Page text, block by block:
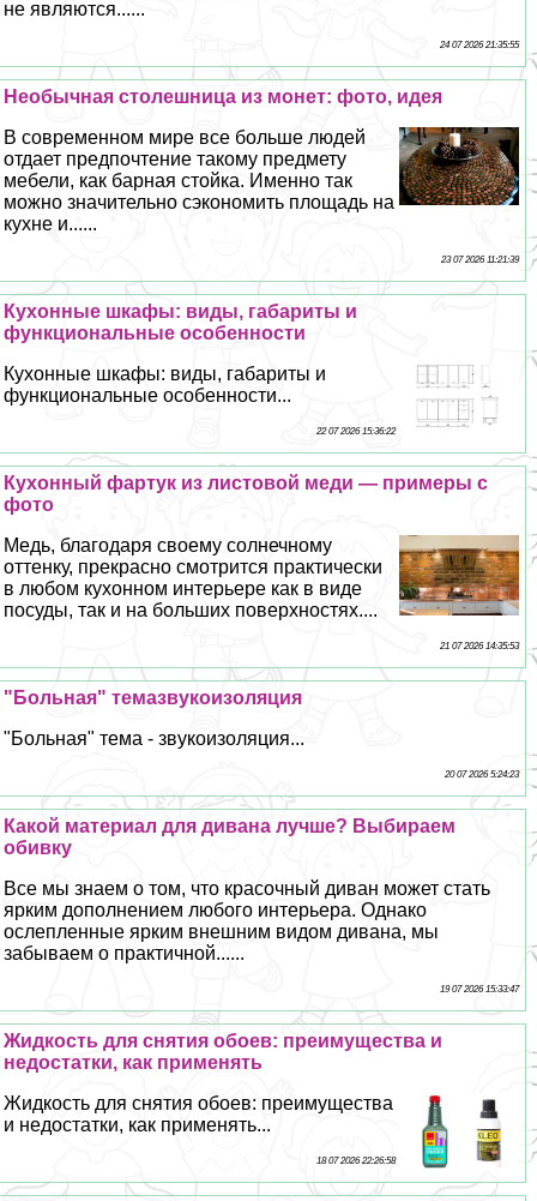
не являются......
24 07 2026 21:35:55
Необычная столешница из монет: фото, идея
В современном мире все больше людей
отдает предпочтение такому предмету
мебели, как барная стойка. Именно так
можно значительно сэкономить площадь на
кухне и......
23 07 2026 11:21:39
Кухонные шкафы: виды, габариты и
функциональные особенности
Кухонные шкафы: виды, габариты и
функциональные особенности...
22 07 2026 15:36:22
Кухонный фартук из листовой меди — примеры с
фото
Медь, благодаря своему солнечному
оттенку, прекрасно смотрится пpaктически
в любом кухонном интерьере как в виде
посуды, так и на больших поверхностях....
21 07 2026 14:35:53
"Больная" темазвукоизоляция
"Больная" тема - звукоизоляция...
20 07 2026 5:24:23
Какой материал для дивана лучше? Выбираем
обивку
Все мы знаем о том, что красочный диван может стать
ярким дополнением любого интерьера. Однако
ослепленные ярким внешним видом дивана, мы
забываем о пpaктичной......
19 07 2026 15:33:47
Жидкость для снятия обоев: преимущества и
недостатки, как применять
Жидкость для снятия обоев: преимущества
и недостатки, как применять...
18 07 2026 22:26:58